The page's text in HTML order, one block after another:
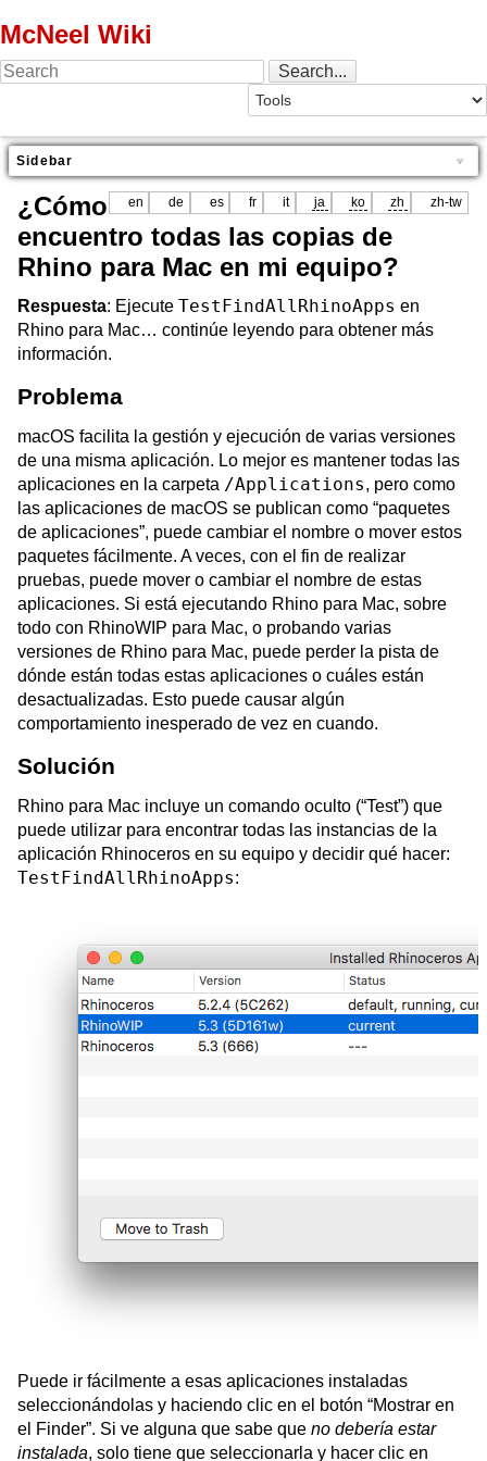
McNeel Wiki
Sidebar
en de es fr it ja ko zh zh-tw
¿Cómo
encuentro todas las copias de
Rhino para Mac en mi equipo?
Respuesta: Ejecute TestFindAllRhinoApps en
Rhino para Mac… continúe leyendo para obtener más
información.
Problema
macOS facilita la gestión y ejecución de varias versiones
de una misma aplicación. Lo mejor es mantener todas las
aplicaciones en la carpeta /Applications, pero como
las aplicaciones de macOS se publican como “paquetes
de aplicaciones”, puede cambiar el nombre o mover estos
paquetes fácilmente. A veces, con el fin de realizar
pruebas, puede mover o cambiar el nombre de estas
aplicaciones. Si está ejecutando Rhino para Mac, sobre
todo con RhinoWIP para Mac, o probando varias
versiones de Rhino para Mac, puede perder la pista de
dónde están todas estas aplicaciones o cuáles están
desactualizadas. Esto puede causar algún
comportamiento inesperado de vez en cuando.
Solución
Rhino para Mac incluye un comando oculto (“Test”) que
puede utilizar para encontrar todas las instancias de la
aplicación Rhinoceros en su equipo y decidir qué hacer:
TestFindAllRhinoApps:
Puede ir fácilmente a esas aplicaciones instaladas
seleccionándolas y haciendo clic en el botón “Mostrar en
el Finder”. Si ve alguna que sabe que no debería estar
instalada, solo tiene que seleccionarla y hacer clic en